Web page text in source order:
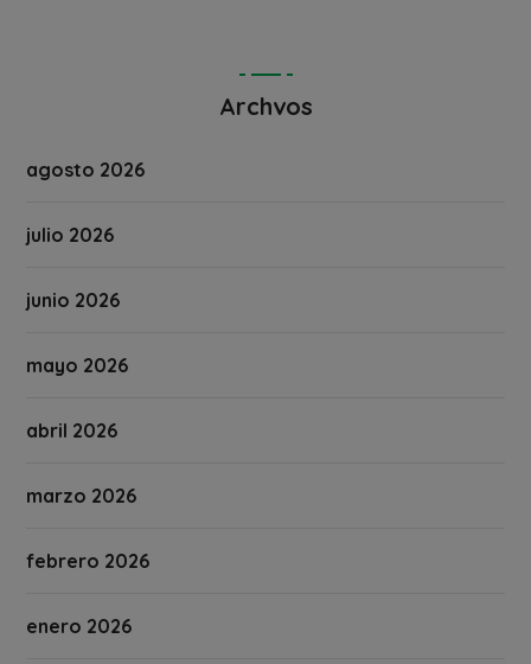
Archvos
agosto 2026
julio 2026
junio 2026
mayo 2026
abril 2026
marzo 2026
febrero 2026
enero 2026